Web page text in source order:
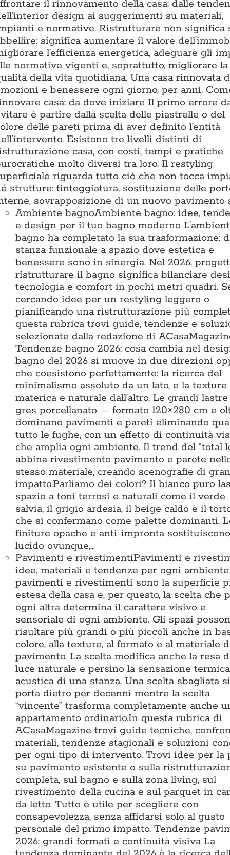
il rinnovamento della casa: dalle
design ai suggerimenti su materiali,
e normative. Ristrutturare non significa
significa aumentare il valore
l’efficienza energetica, adeguare gli
normative vigenti e, soprattutto, migliorare la
della vita quotidiana. Una casa rinnovata
e benessere ogni giorno, per anni.
casa: da dove iniziare Il primo errore
è partire dalla scelta delle piastrelle o del
delle pareti prima di aver definito l’entità
Esistono tre livelli distinti di
casa, con costi, tempi e pratiche
molto diversi tra loro. Il restyling
riguarda tutto ciò che non tocca
strutture: tinteggiatura, sostituzione delle
sovrapposizione di un nuovo pavimento
Ambiente bagnoAmbiente bagno: idee,
e design per il tuo bagno moderno
bagno ha completato la sua trasformazione:
stanza funzionale a spazio dove estetica e
benessere sono in sinergia. Nel 2026,
ristrutturare il bagno significa bilanciare
tecnologia e comfort in pochi metri quadri.
cercando idee per un restyling leggero o
pianificando una ristrutturazione più
questa rubrica trovi guide, tendenze e
selezionate dalla redazione di
Tendenze bagno 2026: cosa cambia nel
bagno del 2026 si muove in due direzioni
che coesistono perfettamente: la ricerca del
minimalismo assoluto da un lato, e la texture
materica e naturale dall’altro. Le grandi
gres porcellanato — formato 120×280 cm e
dominano pavimenti e pareti eliminando
tutto le fughe, con un effetto di continuità
che amplia ogni ambiente. Il trend del “total
abbina rivestimento pavimento e parete
stesso materiale, creando scenografie di
impatto.Parliamo dei colori? Il bianco puro
spazio a toni terrosi e naturali come il verde
salvia, il grigio ardesia, il beige caldo e il
che si confermano come palette dominanti.
finiture opache e anti-impronta
lucido ovunque,…
Pavimenti e rivestimentiPavimenti e
idee, materiali e tendenze per ogni
pavimenti e rivestimenti sono la superficie
estesa della casa e, per questo, la scelta che
ogni altra determina il carattere visivo e
sensoriale di ogni ambiente. Gli spazi
risultare più grandi o più piccoli anche in
colore, alla texture, al formato e al materiale
pavimento. La scelta modifica anche la resa
luce naturale e persino la sensazione
acustica di una stanza. Una scelta sbagliata si
porta dietro per decenni mentre la scelta
“vincente” trasforma completamente anche
appartamento ordinario.In questa rubrica di
ACasaMagazine trovi guide tecniche,
materiali, tendenze stagionali e soluzioni
per ogni tipo di intervento. Trovi idee per la
su pavimento esistente o sulla
completa, sul bagno e sulla zona living, sul
rivestimento della cucina e sul parquet in
da letto. Tutto è utile per scegliere con
consapevolezza, senza affidarsi solo al gusto
personale del primo impatto. Tendenze
2026: grandi formati e continuità visiva La